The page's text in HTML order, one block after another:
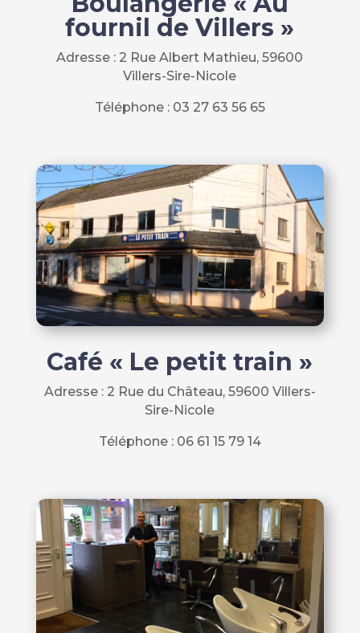
fournil de Villers »
Adresse : 2 Rue Albert Mathieu, 59600
Villers-Sire-Nicole
Téléphone : 03 27 63 56 65
Café « Le petit train »
Adresse : 2 Rue du Château, 59600 Villers-
Sire-Nicole
Téléphone : 06 61 15 79 14